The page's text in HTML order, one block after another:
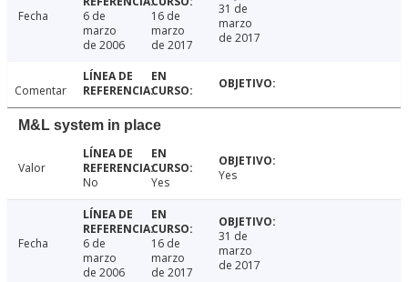
Fecha
6 de
marzo
de 2006
16 de
marzo
de 2017
31 de
marzo
de 2017
Comentar
M&L system in place
Valor
No
Yes Yes
Fecha
6 de
marzo
de 2006
16 de
marzo
de 2017
31 de
marzo
de 2017